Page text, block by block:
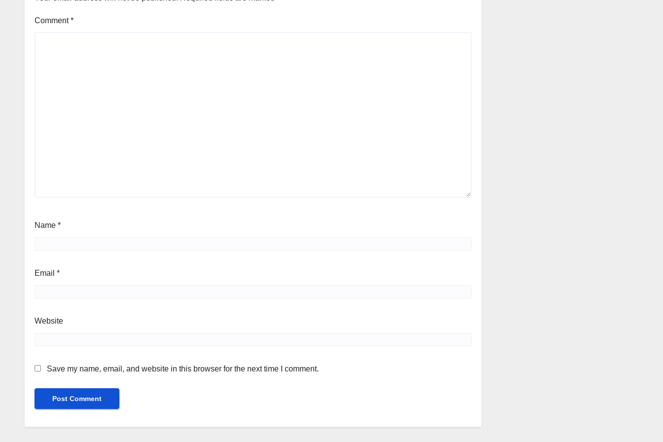
Comment*
Name *
Email *
Website
Save my name, email, and website in this browser for the next time I comment.